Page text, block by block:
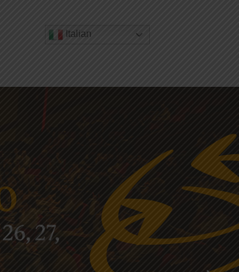
Italian